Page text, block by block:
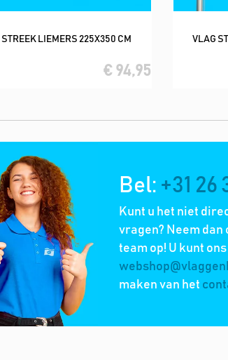
In winkelwagen
LIEMERS 225X350 CM
€ 94,95
VLAG
Bel: +31 26
Kunt u het niet
vragen? Neem
team op! U kunt
maken van het